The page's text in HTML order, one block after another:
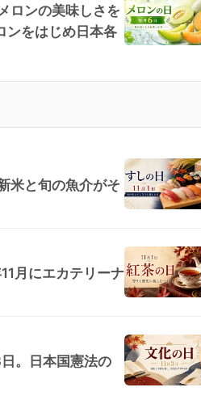
ロンの美味しさを
ンをはじめ日本各
米と旬の魚介がそ
月にエカテリーナ
。日本国憲法の